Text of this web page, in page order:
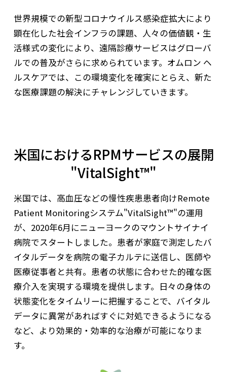
世界規模での新型コロナウイルス感染症拡大により
顕在化した社会インフラの課題、人々の価値観・生
活様式の変化により、遠隔診療サービスはグローバ
ルでの普及がさらに求められています。オムロン ヘ
ルスケアでは、この環境変化を確実にとらえ、新た
な医療課題の解決にチャレンジしていきます。
米国におけるRPMサービスの展開
"VitalSight™"
米国では、高血圧などの慢性疾患患者向けRemote
Patient Monitoringシステム"VitalSight™"の運用
が、2020年6月にニューヨークのマウントサイナイ
病院でスタートしました。患者が家庭で測定したバ
イタルデータを病院の電子カルテに送信し、医師や
医療従事者と共有。患者の状態に合わせた的確な医
療介入を実現する環境を提供します。日々の身体の
状態変化をタイムリーに把握することで、バイタル
データに異常があればすぐに対処できるようになる
など、より効果的・効率的な治療が可能になりま
す。